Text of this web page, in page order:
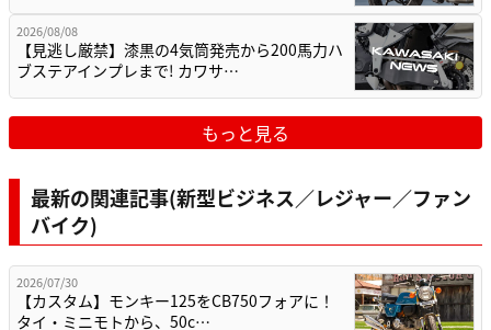
2026/08/08
【見逃し厳禁】漆黒の4気筒発売から200馬力ハ
ブステアインプレまで! カワサ…
もっと見る
最新の関連記事(新型ビジネス／レジャー／ファン
バイク)
2026/07/30
【カスタム】モンキー125をCB750フォアに！
タイ・ミニモトから、50c…